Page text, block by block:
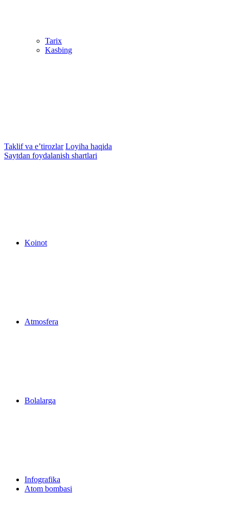
Tarix
Kasbing
Taklif va e’tirozlar Loyiha haqida
Saytdan foydalanish shartlari
Koinot
Atmosfera
Bolalarga
Infografika
Atom bombasi